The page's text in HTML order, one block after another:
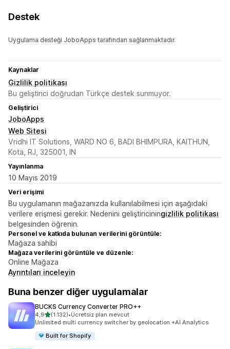
Destek
Uygulama desteği JoboApps tarafından sağlanmaktadır.
Kaynaklar
Gizlilik politikası
Bu geliştirici doğrudan Türkçe destek sunmuyor.
Geliştirici
JoboApps
Web Sitesi
Vridhi IT Solutions, WARD NO 6, BADI BHIMPURA, KAITHUN,
Kota, RJ, 325001, IN
Yayınlanma
10 Mayıs 2019
Veri erişimi
Bu uygulamanın mağazanızda kullanılabilmesi için aşağıdaki
verilere erişmesi gerekir. Nedenini geliştiriciningizlilik politikası
belgesinden öğrenin.
Personel ve katkıda bulunan verilerini görüntüle:
Mağaza sahibi
Mağaza verilerini görüntüle ve düzenle:
Online Mağaza
Ayrıntıları inceleyin
Buna benzer diğer uygulamalar
BUCKS Currency Converter PRO++
4,95 yıldız üzerinden
(1.132)
toplam 1132 değerlendirme
•Ücretsiz plan mevcut
Unlimited multi currency switcher by geolocation +AI Analytics
Built for Shopify